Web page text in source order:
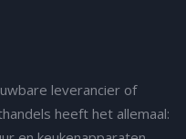
leverancier of
heeft het allemaal: